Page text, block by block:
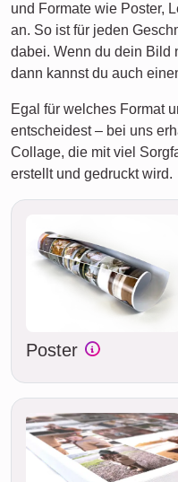
und Formate wie Poster,
an. So ist für jeden
dabei. Wenn du dein Bild
dann kannst du auch
Egal für welches Format
entscheidest – bei uns
Collage, die mit viel
erstellt und gedruckt wird.
Poster